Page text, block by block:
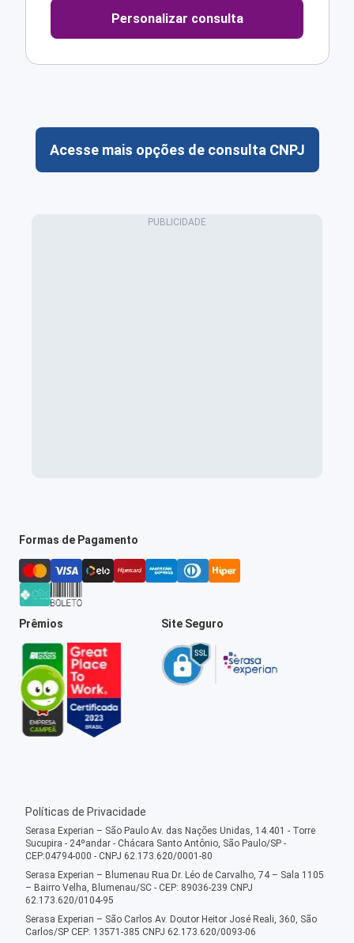
Personalizar consulta
Acesse mais opções de consulta CNPJ
Formas de Pagamento
Prêmios Site Seguro
Políticas de Privacidade
Serasa Experian – São Paulo Av. das Nações Unidas, 14.401 - Torre
Sucupira - 24ºandar - Chácara Santo Antônio, São Paulo/SP -
CEP:04794-000 - CNPJ 62.173.620/0001-80
Serasa Experian – Blumenau Rua Dr. Léo de Carvalho, 74 – Sala 1105
– Bairro Velha, Blumenau/SC - CEP: 89036-239 CNPJ
62.173.620/0104-95
Serasa Experian – São Carlos Av. Doutor Heitor José Reali, 360, São
Carlos/SP CEP: 13571-385 CNPJ 62.173.620/0093-06